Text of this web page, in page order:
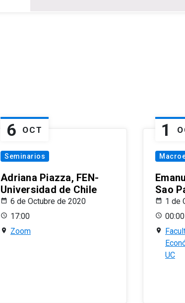
6 OCT
Seminarios
Adriana Piazza, FEN-
Universidad de Chile
6 de Octubre de 2020
17:00
Zoom
1
Sao
1 de
00:00
UC